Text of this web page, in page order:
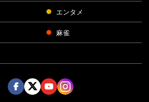
エンタメ
麻雀